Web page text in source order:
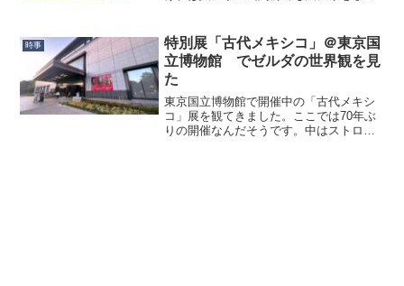
させるかが飼い主の自慢になるというメ
ンタリティーに出会って、こ...
時事
特別展「古代メキシコ」＠東京国
立博物館 でゼルダの世界観を見
た
東京国立博物館で開催中の「古代メキシ
コ」展を観てきました。ここでは70年ぶ
りの開催なんだそうです。中はストロボ